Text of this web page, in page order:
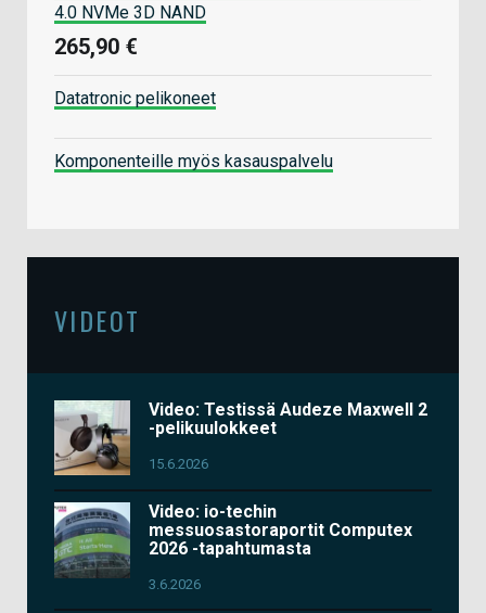
4.0 NVMe 3D NAND
265,90 €
Datatronic pelikoneet
Komponenteille myös kasauspalvelu
VIDEOT
Video: Testissä Audeze Maxwell 2
-pelikuulokkeet
15.6.2026
Video: io-techin
messuosastoraportit Computex
2026 -tapahtumasta
3.6.2026